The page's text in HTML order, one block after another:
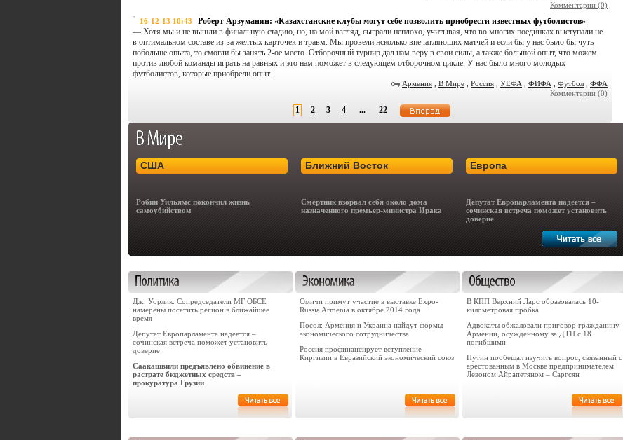
Комментарии (0)
16-12-13 10:43
Роберт Арзуманян: «Казахстанские клубы могут себе позволить приобрести известных футболистов»
— Хотя мы и не вышли в финальную стадию, но, на мой взгляд, сыграли неплохо, учитывая, что во многих поединках выступали не
в оптимальном составе из-за желтых карточек и травм. Мы провели нсколько впечатляющих матчей и если бы у нас было бы чуть
побольше опыта, то смогли бы занять 2-ое место. Отборочный турнир дал нам веру в свои силы, а также большой опыт, что можем
против любой команды играть на равных и это нам поможет в следующем отборочном цикле. У нас было много молодых
футболистов, которые приобрели опыт.
Армения В Мире Россия УЕФА ФИФА Футбол
ФФА
Комментарии (0)
1 2 3 4 ... 22
США
Робин Уильямс покончил жизнь
самоубийством
Ближний Восток
Смертник взорвал себя около дома
назначенного премьер-министра Ирака
Европа
Депутат Европарламента надеется –
сочинская встреча поможет установить
доверие
Дж. Уорлик: Сопредседатели МГ ОБСЕ
намерены посетить регион в ближайшее
время
Депутат Европарламента надеется –
сочинская встреча поможет установить
доверие
Саакашвили предъявлено обвинение в
растрате бюджетных средств –
прокуратура Грузии
Омичи примут участие в выставке Expo-
Russia Armenia в октябре 2014 года
Посол: Армения и Украина найдут формы
экономического сотрудничества
Россия профинансирует вступление
Киргизии в Евразийский экономический союз
В КПП Верхний Ларс образовалась 10-
километровая пробка
Адвокаты обжаловали приговор гражданину
Армении, осужденному за ДТП с 18
погибшими
Путин пообещал изучить вопрос, связанный с
арестованным в Москве предпринимателем
Левоном Айрапетяном – Саргсян